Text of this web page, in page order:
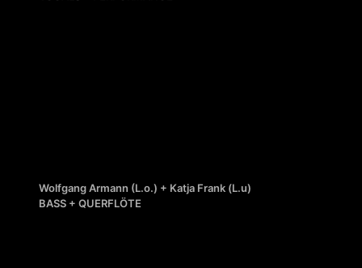
Wolfgang Armann (L.o.) + Katja Frank (L.u)
BASS + QUERFLÖTE